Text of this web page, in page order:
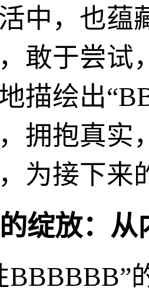
中，也蕴
敢于尝试
描绘出
拥抱真实
为接下来
绽放：
BBBBBB”